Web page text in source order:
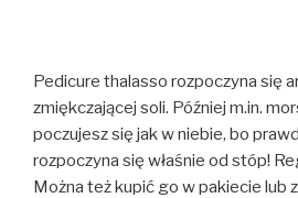
Pedicure thalasso rozpoczyna się
zmiękczającej soli. Później m.in.
poczujesz się jak w niebie, bo
rozpoczyna się właśnie od stóp!
Można też kupić go w pakiecie lub